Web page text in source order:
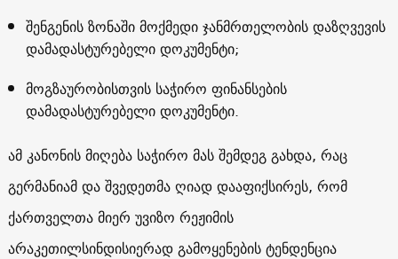
შენგენის ზონაში მოქმედი ჯანმრთელობის დაზღვევის
დამადასტურებელი დოკუმენტი;
მოგზაურობისთვის საჭირო ფინანსების
დამადასტურებელი დოკუმენტი.
ამ კანონის მიღება საჭირო მას შემდეგ გახდა, რაც
გერმანიამ და შვედეთმა ღიად დააფიქსირეს, რომ
ქართველთა მიერ უვიზო რეჟიმის
არაკეთილსინდისიერად გამოყენების ტენდენცია